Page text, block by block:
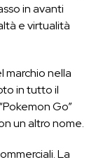
in avanti
e virtualità
marchio nella
in tutto il
Go”
un altro nome.
La